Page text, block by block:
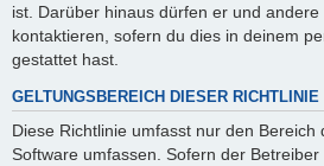
ist. Darüber hinaus dürfen er und andere
kontaktieren, sofern du dies in deinem
gestattet hast.
GELTUNGSBEREICH DIESER RICHTLINIE
Diese Richtlinie umfasst nur den Bereich
Software umfassen. Sofern der